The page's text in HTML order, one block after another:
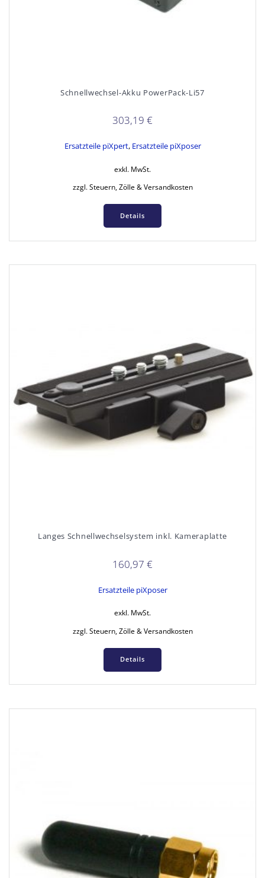
Schnellwechsel-Akku PowerPack-Li57
303,19 €
Ersatzteile piXpert, Ersatzteile piXposer
exkl. MwSt.
zzgl. Steuern, Zölle & Versandkosten
Details
Langes Schnellwechselsystem inkl. Kameraplatte
160,97 €
Ersatzteile piXposer
exkl. MwSt.
zzgl. Steuern, Zölle & Versandkosten
Details